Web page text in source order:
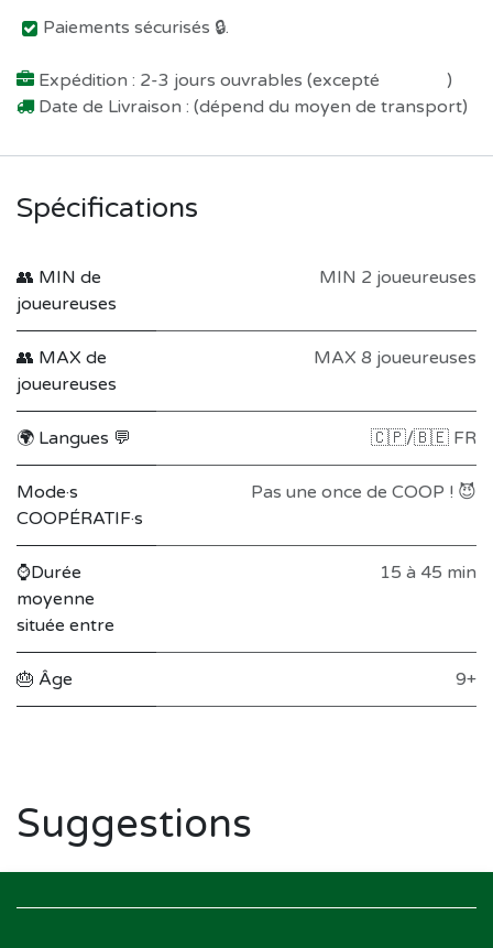
Paiements sécurisés 🔒.
Expédition : 2-3 jours ouvrables (excepté
)
Date de Livraison : (dépend du moyen de transport)
Spécifications
👥 MIN de
joueureuses
MIN 2 joueureuses
👥 MAX de
joueureuses
MAX 8 joueureuses
🌍 Langues 💬 🇨🇵/🇧🇪 FR
Mode·s
COOPÉRATIF·s
Pas une once de COOP ! 😈
⌚Durée
moyenne
située entre
15 à 45 min
🎂 Âge 9+
Suggestions